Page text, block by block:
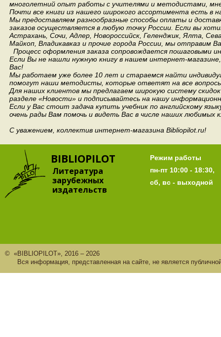
многолетний опыт работы с учителями и методистами,
Почти все книги из нашего широкого ассортимента есть в
Мы предоставляем разнообразные способы оплаты и
заказов осуществляется в любую точку России. Если вы
Астрахань, Сочи, Адлер, Новороссийск, Геленджик, Ялта,
Майкоп, Владикавказ и прочие города России, мы отправим
Процесс оформления заказа сопровождается пошаговыми
Если Вы не нашли нужную книгу в нашем интернет-
Вас!
Мы работаем уже более 10 лет и стараемся найти
помогут наши методисты, которые ответят на все
Для наших клиентов мы предлагаем широкую систему
разделе «Новости» и подписывайтесь на нашу
Если у Вас стоит задача купить учебник по английскому
очень рады Вам помочь и видеть Вас в числе наших любимых
С уважением, коллектив интернет-магазина Bibliopilot.ru!
BIBLIOPILOT
Литература
зарубежных
издательств
Режим работы
пн-пт 10:00 - 18:30,
сб, вс - выходной
© «BIBLIOPILOT», 2016 – 2026
Вся информация, представленная на сайте, не является